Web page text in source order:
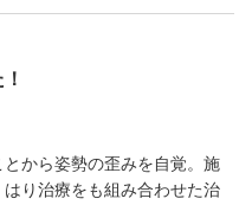
から姿勢の歪みを自覚。施
り治療をも組み合わせた治